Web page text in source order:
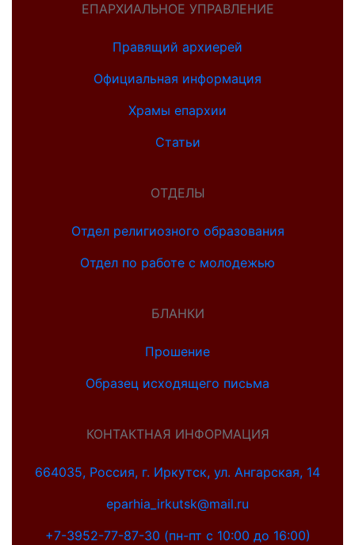
ЕПАРХИАЛЬНОЕ УПРАВЛЕНИЕ
Правящий архиерей
Официальная информация
Храмы епархии
Статьи
ОТДЕЛЫ
Отдел религиозного образования
Отдел по работе с молодежью
БЛАНКИ
Прошение
Образец исходящего письма
КОНТАКТНАЯ ИНФОРМАЦИЯ
664035, Россия, г. Иркутск, ул. Ангарская, 14
eparhia_irkutsk@mail.ru
+7-3952-77-87-30 (пн-пт с 10:00 до 16:00)